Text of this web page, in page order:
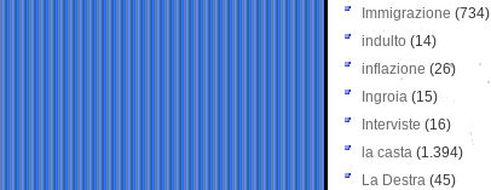
Immigrazione (734)
indulto (14)
inflazione (26)
Ingroia (15)
Interviste (16)
la casta (1.394)
La Destra (45)